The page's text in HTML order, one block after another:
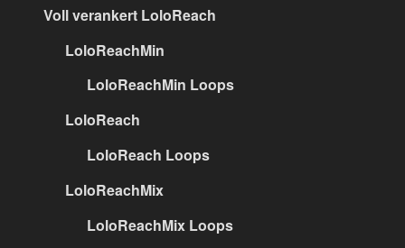
Voll verankert LoloReach
LoloReachMin
LoloReachMin Loops
LoloReach
LoloReach Loops
LoloReachMix
LoloReachMix Loops